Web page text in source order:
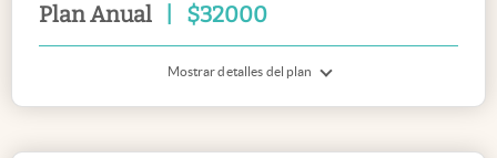
Plan Anual $32000
Mostrar detalles del plan